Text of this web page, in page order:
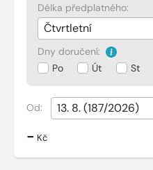
Délka předplatného:
Dny doručení:
Po
Út St
Od:
- Kč